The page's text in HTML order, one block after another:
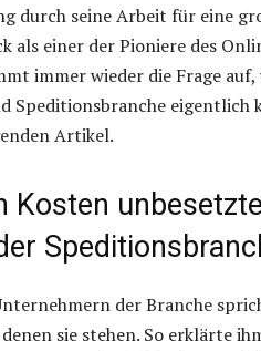
durch seine Arbeit für eine
als einer der Pioniere des
immer wieder die Frage
Speditionsbranche eigentlich
Artikel.
Kosten
der Branche
sie stehen. So erklärte